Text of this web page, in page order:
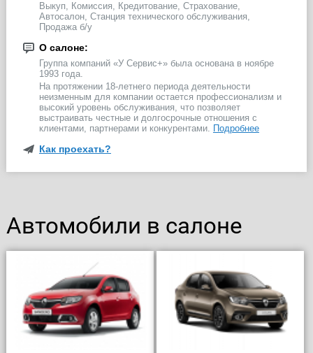
Выкуп, Комиссия, Кредитование, Страхование,
Автосалон, Станция технического обслуживания,
Продажа б/у
О салоне:
Группа компаний «У Сервис+» была основана в ноябре
1993 года.
На протяжении 18-летнего периода деятельности
неизменным для компании остается профессионализм и
высокий уровень обслуживания, что позволяет
выстраивать честные и долгосрочные отношения с
клиентами, партнерами и конкурентами. Подробнее
Как проехать?
Автомобили в салоне